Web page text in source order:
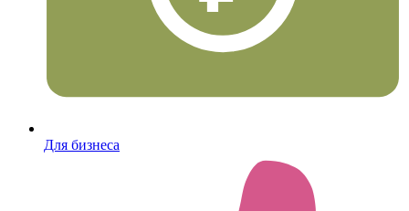
Для бизнеса